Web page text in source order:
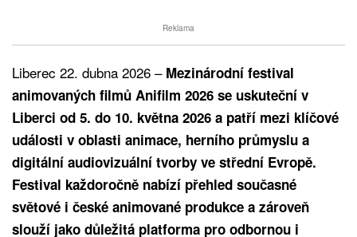
Reklama
Liberec 22. dubna 2026 – Mezinárodní festival
animovaných filmů Anifilm 2026 se uskuteční v
Liberci od 5. do 10. května 2026 a patří mezi klíčové
události v oblasti animace, herního průmyslu a
digitální audiovizuální tvorby ve střední Evropě.
Festival každoročně nabízí přehled současné
světové i české animované produkce a zároveň
slouží jako důležitá platforma pro odbornou i